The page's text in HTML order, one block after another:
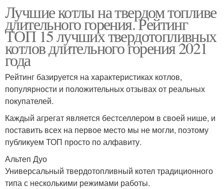
Лучшие котлы на твердом топливе
длительного горения. Рейтинг
ТОП 15 лучших твердотопливных
котлов длительного горения 2021
года
Рейтинг базируется на характеристиках котлов,
популярности и положительных отзывах от реальных
покупателей.
Каждый агрегат является бестселлером в своей нише, и
поставить всех на первое место мы не могли, поэтому
публикуем ТОП просто по алфавиту.
Альтеп Дуо
Универсальный твердотопливный котел традиционного
типа с несколькими режимами работы.